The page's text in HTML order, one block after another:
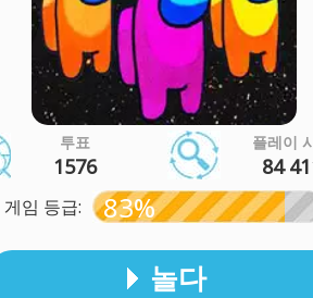
투표
1576
플레이
84
게임 등급: 83%
놀다